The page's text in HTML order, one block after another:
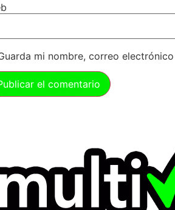
mi nombre, correo